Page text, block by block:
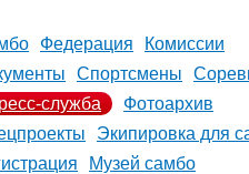
Федерация
Комиссии
Спортсмены
служба
Фотоархив
Экипировка для
Музей самбо